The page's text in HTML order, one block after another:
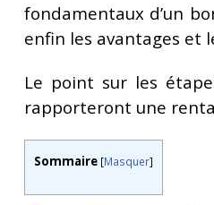
fondamentaux d’un
enfin les avantages et
Le point sur les
rapporteront une
Sommaire [Masquer]